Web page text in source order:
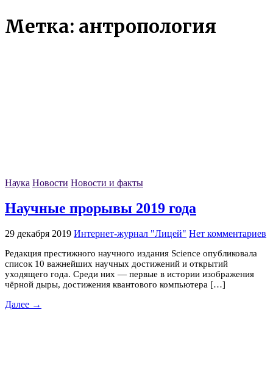
Метка: антропология
Наука Новости Новости и факты
Научные прорывы 2019 года
29 декабря 2019 Интернет-журнал "Лицей" Нет комментариев
Редакция престижного научного издания Science опубликовала
список 10 важнейших научных достижений и открытий
уходящего года. Среди них — первые в истории изображения
чёрной дыры, достижения квантового компьютера […]
Далее →